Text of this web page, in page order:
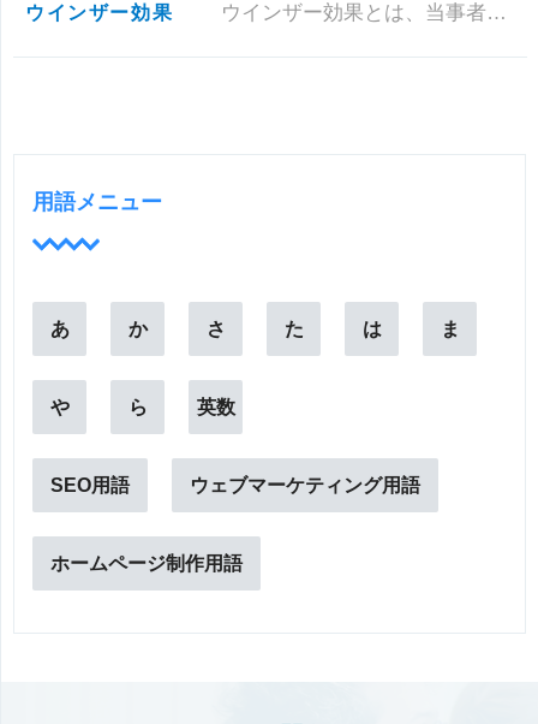
ウインザー効果 ウインザー効果とは、当事者からの情報より、噂や第三者から伝わった情報の方を信じてしまう心理効果のことです。 口コミサイト
用語メニュー
あ か さ た は ま
や ら 英数
SEO用語 ウェブマーケティング用語
ホームページ制作用語